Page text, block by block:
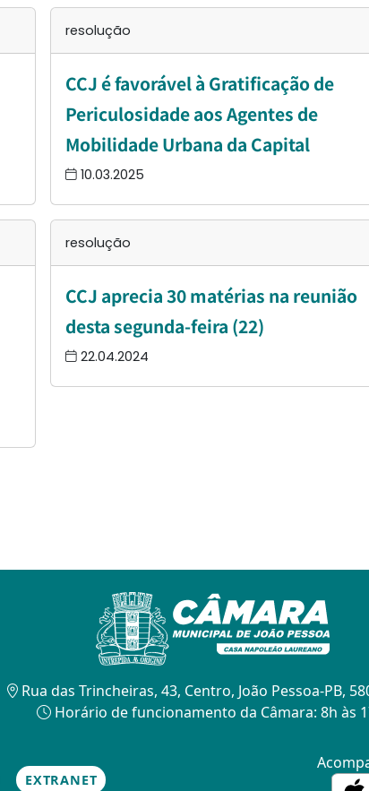
resolução
CCJ é favorável à Gratificação de
Periculosidade aos Agentes de
Mobilidade Urbana da Capital
10.03.2025
resolução
CCJ aprecia 30 matérias na reunião
desta segunda-feira (22)
22.04.2024
Rua das Trincheiras, 43, Centro, João Pessoa-PB,
Horário de funcionamento da Câmara: 8h às
EXTRANET